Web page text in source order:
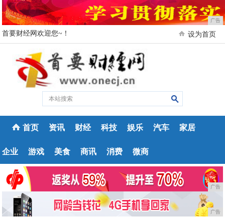
广告
首要财经网欢迎您~！ 设为首页
首页 资讯 财经 科技 娱乐 汽车 家居
企业 游戏 美食 商讯 消费 微商
广告
广告